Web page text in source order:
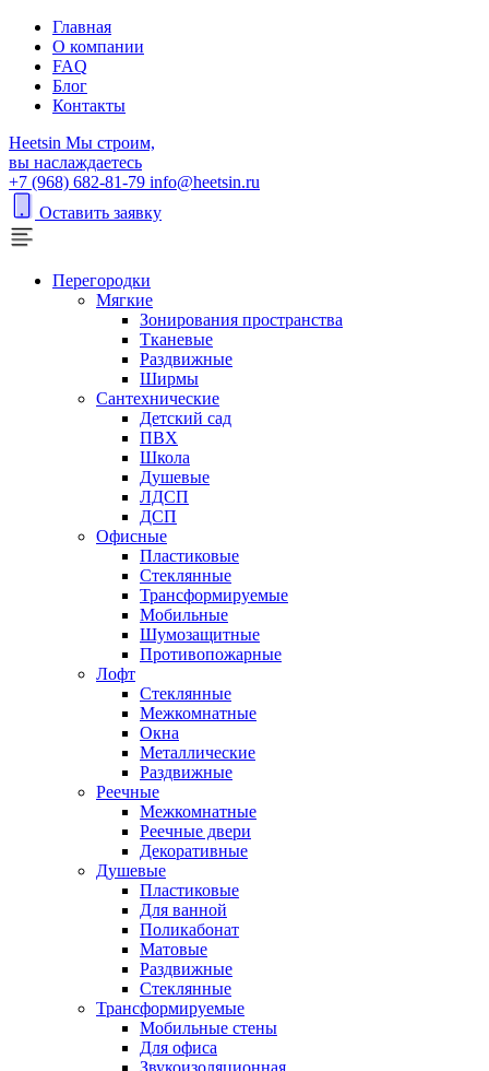
Главная
О компании
FAQ
Блог
Контакты
Heetsin Мы строим,
вы наслаждаетесь
+7 (968) 682-81-79 info@heetsin.ru
Оставить заявку
Перегородки
Мягкие
Зонирования пространства
Тканевые
Раздвижные
Ширмы
Сантехнические
Детский сад
ПВХ
Школа
Душевые
ЛДСП
ДСП
Офисные
Пластиковые
Стеклянные
Трансформируемые
Мобильные
Шумозащитные
Противопожарные
Лофт
Стеклянные
Межкомнатные
Окна
Металлические
Раздвижные
Реечные
Межкомнатные
Реечные двери
Декоративные
Душевые
Пластиковые
Для ванной
Поликабонат
Матовые
Раздвижные
Стеклянные
Трансформируемые
Мобильные стены
Для офиса
Звукоизоляционная